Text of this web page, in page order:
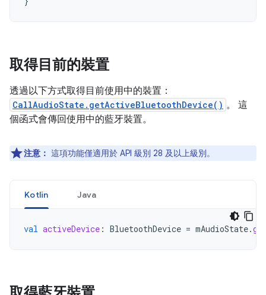
取得目前的裝置
透過以下方式取得目前使用中的裝置：
CallAudioState.getActiveBluetoothDevice() 。 這
個函式會傳回使用中的藍牙裝置。
注意： 這項功能僅適用於 API 級別 28 及以上級別。
Kotlin Java
val activeDevice : BluetoothDevice = mAudioState.